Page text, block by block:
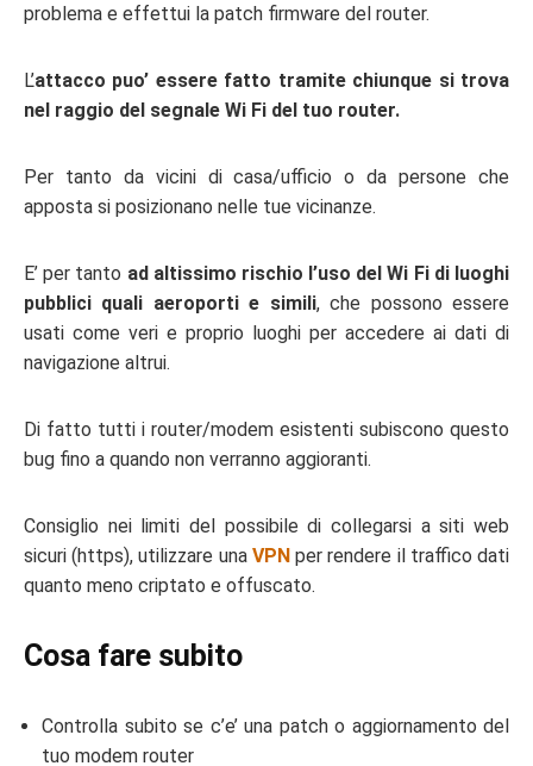
problema e effettui la patch firmware del router.
L’attacco puo’ essere fatto tramite chiunque si trova
nel raggio del segnale Wi Fi del tuo router.
Per tanto da vicini di casa/ufficio o da persone che
apposta si posizionano nelle tue vicinanze.
E’ per tanto ad altissimo rischio l’uso del Wi Fi di luoghi
pubblici quali aeroporti e simili, che possono essere
usati come veri e proprio luoghi per accedere ai dati di
navigazione altrui.
Di fatto tutti i router/modem esistenti subiscono questo
bug fino a quando non verranno aggioranti.
Consiglio nei limiti del possibile di collegarsi a siti web
sicuri (https), utilizzare una VPNper rendere il traffico dati
quanto meno criptato e offuscato.
Cosa fare subito
Controlla subito se c’e’ una patch o aggiornamento del
tuo modem router